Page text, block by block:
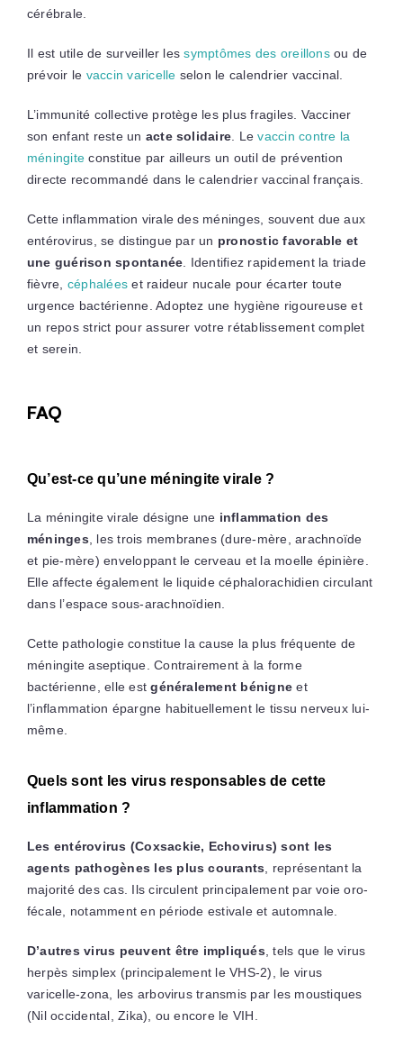
cérébrale.
Il est utile de surveiller lessymptômes des oreillonsou de
prévoir le vaccin varicelle selon le calendrier vaccinal.
L’immunité collective protège les plus fragiles. Vacciner
son enfant reste un acte solidaire . Levaccin contre la
méningite constitue par ailleurs un outil de prévention
directe recommandé dans le calendrier vaccinal français.
Cette inflammation virale des méninges, souvent due aux
entérovirus, se distingue par un pronostic favorable et
une guérison spontanée . Identifiez rapidement la triade
fièvre, céphalées et raideur nucale pour écarter toute
urgence bactérienne. Adoptez une hygiène rigoureuse et
un repos strict pour assurer votre rétablissement complet
et serein.
FAQ
Qu’est-ce qu’une méningite virale ?
La méningite virale désigne une inflammation des
méninges , les trois membranes (dure-mère, arachnoïde
et pie-mère) enveloppant le cerveau et la moelle épinière.
Elle affecte également le liquide céphalorachidien circulant
dans l’espace sous-arachnoïdien.
Cette pathologie constitue la cause la plus fréquente de
méningite aseptique. Contrairement à la forme
bactérienne, elle estgénéralement bénigne et
l’inflammation épargne habituellement le tissu nerveux lui-
même.
Quels sont les virus responsables de cette
inflammation ?
Les entérovirus (Coxsackie, Echovirus) sont les
agents pathogènes les plus courants , représentant la
majorité des cas. Ils circulent principalement par voie oro-
fécale, notamment en période estivale et automnale.
D’autres virus peuvent être impliqués , tels que le virus
herpès simplex (principalement le VHS-2), le virus
varicelle-zona, les arbovirus transmis par les moustiques
(Nil occidental, Zika), ou encore le VIH.